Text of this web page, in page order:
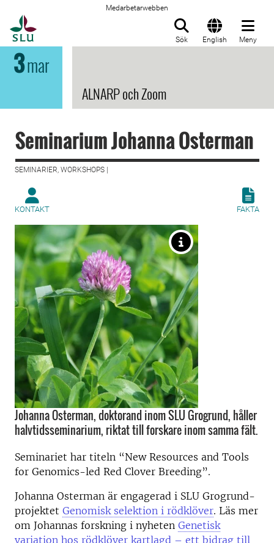
Medarbetarwebben
Sök English Meny
3mar
ALNARP och Zoom
Seminarium Johanna Osterman
SEMINARIER, WORKSHOPS |
KONTAKT FAKTA
Johanna Osterman, doktorand inom SLU Grogrund, håller
halvtidsseminarium, riktat till forskare inom samma fält.
Seminariet har titeln “New Resources and Tools
for Genomics-led Red Clover Breeding”.
Johanna Osterman är engagerad i SLU Grogrund-
projektet Genomisk selektion i rödklöver. Läs mer
om Johannas forskning i nyheten Genetisk
variation hos rödklöver kartlagd – ett bidrag till